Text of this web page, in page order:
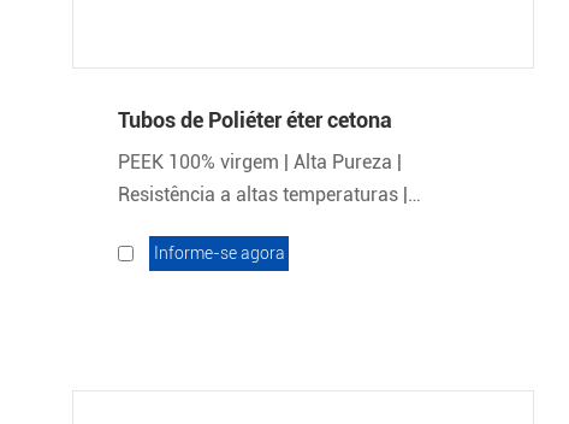
Tubos de Poliéter éter cetona
PEEK 100% virgem | Alta Pureza |
Resistência a altas temperaturas |
Informe-se agora